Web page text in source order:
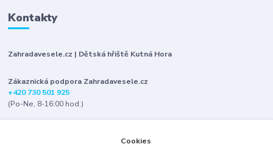
Kontakty
Zahradavesele.cz | Dětská hřiště Kutná Hora
Zákaznická podpora Zahradavesele.cz
+420 730 501 925
(Po-Ne, 8-16:00 hod.)
Cookies